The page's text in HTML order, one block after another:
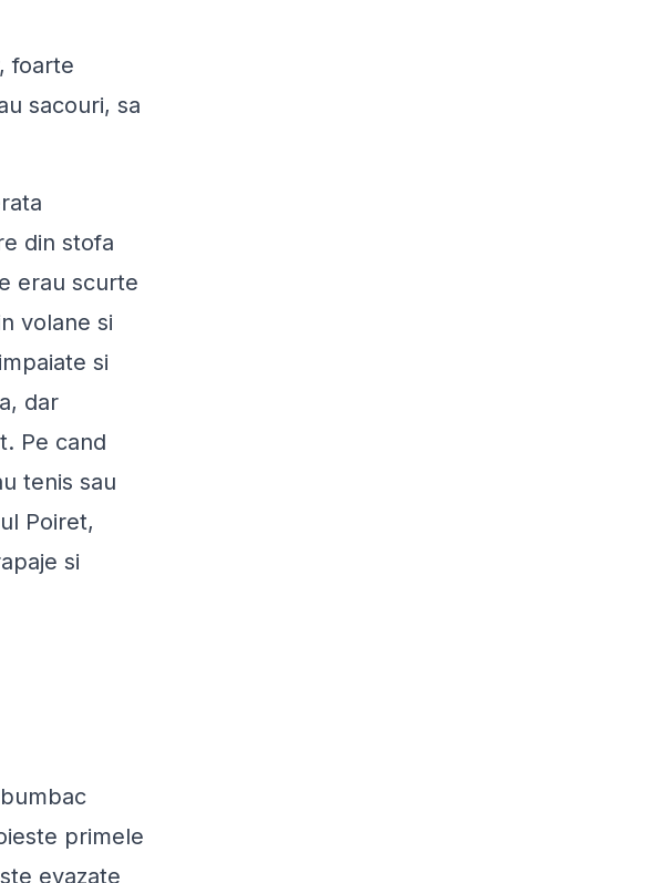
foarte
sacouri, sa
din stofa
erau scurte
volane si
si
dar
Pe cand
tenis sau
Poiret,
si
primele
evazate